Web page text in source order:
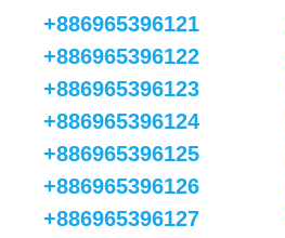
+886965396121
+886965396122
+886965396123
+886965396124
+886965396125
+886965396126
+886965396127